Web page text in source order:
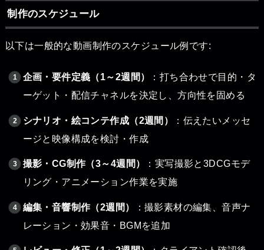
制作のスケジュール
以下は一般的な動画制作のスケジュール例です:
企画・要件定義（1～2週間）
：打ち合わせで目的・タ
ーゲット・配信チャネルを決定し、方向性を固める
シナリオ・絵コンテ作成（2週間）
：伝えたいメッセ
ージと映像構成を検討・作成
撮影・CG制作（3～4週間）
：実写撮影と3DCGモデ
リング・アニメーション作業を実施
編集・音響制作（2週間）
：撮影素材の編集、音声ナ
レーション・効果音・BGMを追加